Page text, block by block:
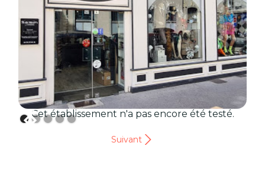
Cet établissement n'a pas encore été testé.
Suivant